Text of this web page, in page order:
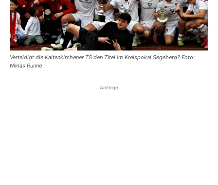
Verteidigt die Kaltenkirchener TS den Titel im Kreispokal Segeberg? Foto:
Niklas Runne
Anzeige